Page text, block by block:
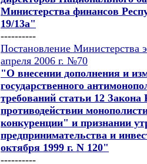
Министерства финансов
19/13а"
----------
Постановление Министерства
апреля 2006 г. №70
"О внесении дополнения и
государственного
требований статьи 12
противодействии
конкуренции" и признании
предпринимательства и
октября 1999 г. N 120"
----------